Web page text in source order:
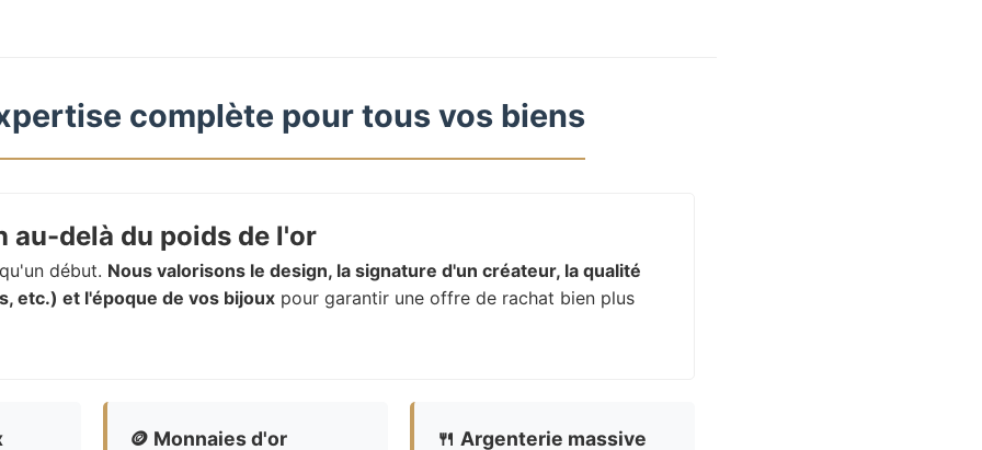
complète pour tous vos biens
delà du poids de l'or
début. Nous valorisons le design, la signature d'un créateur, la qualité
etc.) et l'époque de vos bijoux pour garantir une offre de rachat bien plus
🪙 Monnaies d'or 🍴 Argenterie massive